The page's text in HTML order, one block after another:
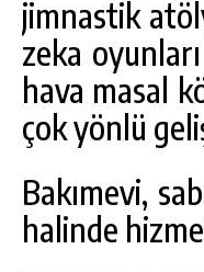
jimnastik
zeka
hava masal
çok yönlü
Bakımevi,
halinde